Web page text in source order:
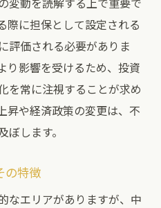
際に担保として設定される
評価される必要がありま
り影響を受けるため、投資
を常に注視することが求め
昇や経済政策の変更は、不
します。
の特徴
なエリアがありますが、中